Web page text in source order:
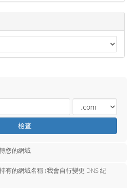
檢查
您的網域
有的網域名稱 (我會自行變更 DNS 紀